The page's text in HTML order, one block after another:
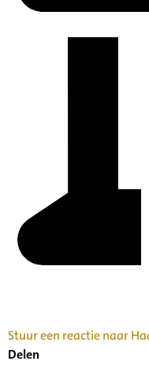
Stuur een reactie naar
Delen